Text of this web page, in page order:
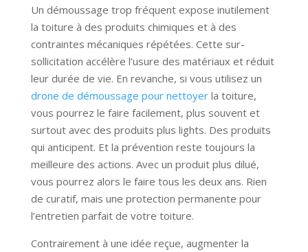
Un démoussage trop fréquent expose inutilement
la toiture à des produits chimiques et à des
contraintes mécaniques répétées. Cette sur-
sollicitation accélère l’usure des matériaux et réduit
leur durée de vie. En revanche, si vous utilisez un
drone de démoussage pour nettoyerla toiture,
vous pourrez le faire facilement, plus souvent et
surtout avec des produits plus lights. Des produits
qui anticipent. Et la prévention reste toujours la
meilleure des actions. Avec un produit plus dilué,
vous pourrez alors le faire tous les deux ans. Rien
de curatif, mais une protection permanente pour
l’entretien parfait de votre toiture.
Contrairement à une idée reçue, augmenter la